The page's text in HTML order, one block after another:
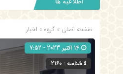
صفحه اصلی » گروه » اخبار
شناسه : 2160